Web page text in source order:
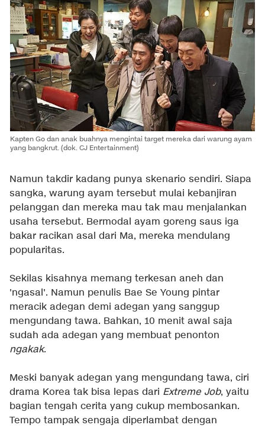
Kapten Go dan anak buahnya mengintai target mereka dari warung ayam
yang bangkrut. (dok. CJ Entertainment)
Namun takdir kadang punya skenario sendiri. Siapa
sangka, warung ayam tersebut mulai kebanjiran
pelanggan dan mereka mau tak mau menjalankan
usaha tersebut. Bermodal ayam goreng saus iga
bakar racikan asal dari Ma, mereka mendulang
popularitas.
Sekilas kisahnya memang terkesan aneh dan
'ngasal'. Namun penulis Bae Se Young pintar
meracik adegan demi adegan yang sanggup
mengundang tawa. Bahkan, 10 menit awal saja
sudah ada adegan yang membuat penonton
ngakak.
Meski banyak adegan yang mengundang tawa, ciri
drama Korea tak bisa lepas dari Extreme Job, yaitu
bagian tengah cerita yang cukup membosankan.
Tempo tampak sengaja diperlambat dengan